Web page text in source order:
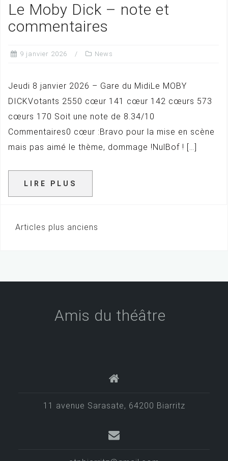
Le Moby Dick – note et
commentaires
9 janvier 2026 News
Jeudi 8 janvier 2026 – Gare du MidiLe MOBY
DICKVotants 2550 cœur 141 cœur 142 cœurs 573
cœurs 170 Soit une note de 8.34/10
Commentaires0 cœur :Bravo pour la mise en scène
mais pas aimé le thème, dommage !NulBof ! […]
LIRE PLUS
Articles plus anciens
Amis du théâtre
11 avenue Sarasate, 64200 Biarritz